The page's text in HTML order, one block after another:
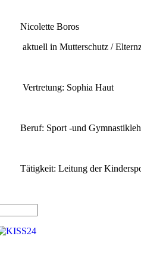
Nicolette Boros
aktuell in Mutterschutz /
Vertretung: Sophia Haut
Beruf: Sport -und
Tätigkeit: Leitung der